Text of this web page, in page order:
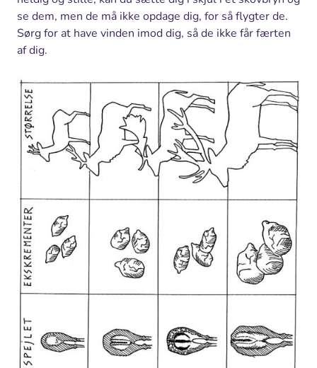
se dem, men de må ikke opdage dig, for så flygter de.
Sørg for at have vinden imod dig, så de ikke får færten
af dig.